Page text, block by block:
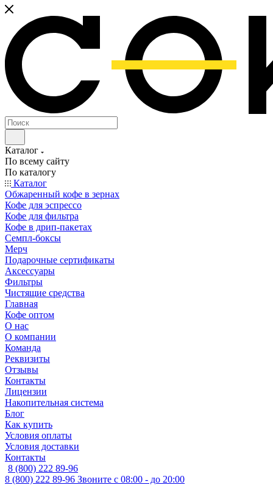
Каталог
По всему сайту
По каталогу
Каталог
Обжаренный кофе в зернах
Кофе для эспрессо
Кофе для фильтра
Кофе в дрип-пакетах
Семпл-боксы
Мерч
Подарочные сертификаты
Аксессуары
Фильтры
Чистящие средства
Главная
Кофе оптом
О нас
О компании
Команда
Реквизиты
Отзывы
Контакты
Лицензии
Накопительная система
Блог
Как купить
Условия оплаты
Условия доставки
Контакты
8 (800) 222 89-96
8 (800) 222 89-96 Звоните с 08:00 - до 20:00